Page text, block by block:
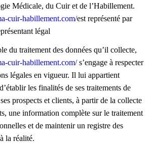
Médicale, du Cuir et de l’Habillement.
cuir-habillement.com/est représenté par
légal
du traitement des données qu’il collecte,
cuir-habillement.com/s’engage à respecter
légales en vigueur. Il lui appartient
les finalités de ses traitements de
prospects et clients, à partir de la collecte
une information complète sur le traitement
et de maintenir un registre des
la réalité.